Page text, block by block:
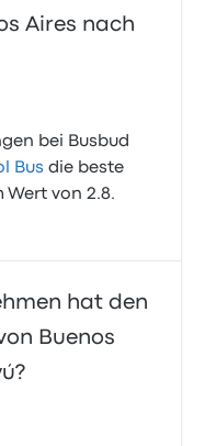
Aires nach
bei Busbud
Bus die beste
Wert von 2.8.
hat den
Buenos